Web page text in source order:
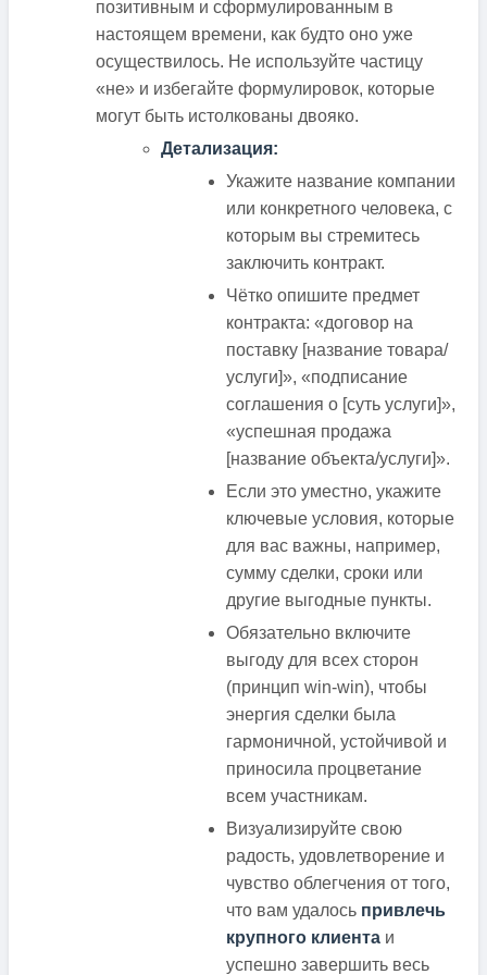
позитивным и сформулированным в
настоящем времени, как будто оно уже
осуществилось. Не используйте частицу
«не» и избегайте формулировок, которые
могут быть истолкованы двояко.
Детализация:
Укажите название компании
или конкретного человека, с
которым вы стремитесь
заключить контракт.
Чётко опишите предмет
контракта: «договор на
поставку [название товара/
услуги]», «подписание
соглашения о [суть услуги]»,
«успешная продажа
[название объекта/услуги]».
Если это уместно, укажите
ключевые условия, которые
для вас важны, например,
сумму сделки, сроки или
другие выгодные пункты.
Обязательно включите
выгоду для всех сторон
(принцип win-win), чтобы
энергия сделки была
гармоничной, устойчивой и
приносила процветание
всем участникам.
Визуализируйте свою
радость, удовлетворение и
чувство облегчения от того,
что вам удалось привлечь
крупного клиента и
успешно завершить весь